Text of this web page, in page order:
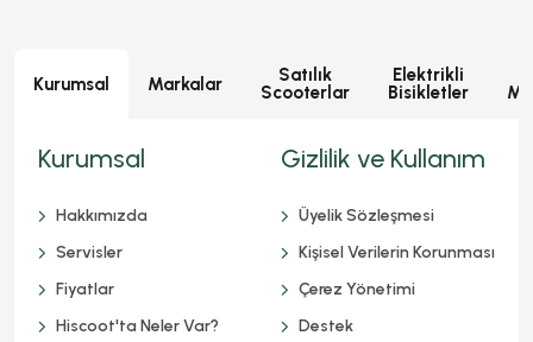
Kurumsal Markalar
Satılık
Scooterlar
Elektrikli
Bisikletler
Kurumsal
Hakkımızda
Servisler
Fiyatlar
Hiscoot'ta Neler Var?
Gizlilik ve Kullanım
Üyelik Sözleşmesi
Kişisel Verilerin Korunması
Çerez Yönetimi
Destek